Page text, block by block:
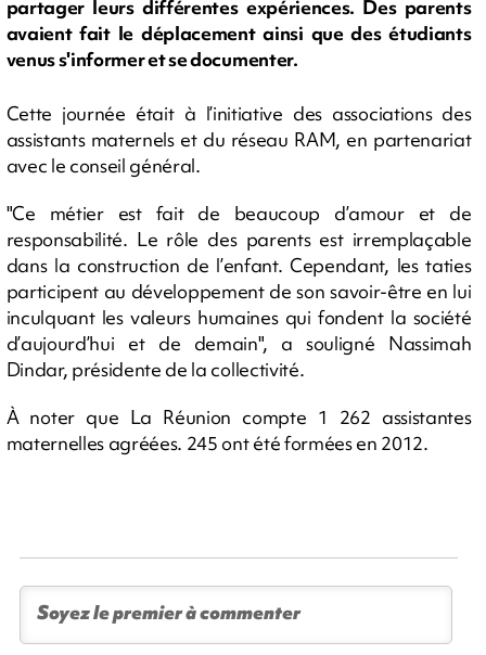
partager leurs différentes expériences. Des parents
avaient fait le déplacement ainsi que des étudiants
venus s'informer et se documenter.
Cette journée était à l’initiative des associations des
assistants maternels et du réseau RAM, en partenariat
avec le conseil général.
"Ce métier est fait de beaucoup d’amour et de
responsabilité. Le rôle des parents est irremplaçable
dans la construction de l’enfant. Cependant, les taties
participent au développement de son savoir-être en lui
inculquant les valeurs humaines qui fondent la société
d’aujourd’hui et de demain", a souligné Nassimah
Dindar, présidente de la collectivité.
À noter que La Réunion compte 1 262 assistantes
maternelles agréées. 245 ont été formées en 2012.